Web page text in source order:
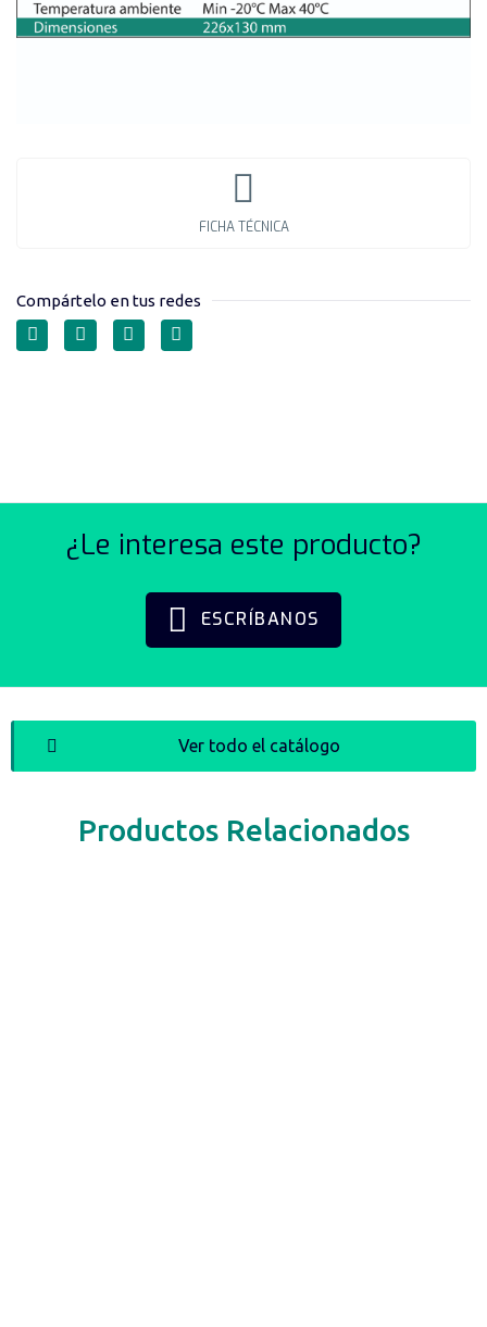
FICHA TÉCNICA
Compártelo en tus redes
¿Le interesa este producto?
ESCRÍBANOS
Productos Relacionados
Ver todo el catálogo